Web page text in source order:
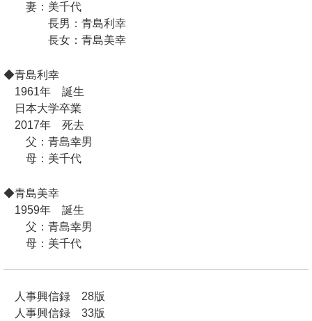
妻：美千代
長男：青島利幸
長女：青島美幸
◆青島利幸
1961年 誕生
日本大学卒業
2017年 死去
父：青島幸男
母：美千代
◆青島美幸
1959年 誕生
父：青島幸男
母：美千代
人事興信録 28版
人事興信録 33版